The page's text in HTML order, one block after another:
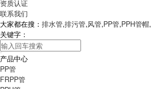
资质认证
联系我们
大家都在搜： 排水管,排污管,风管,PP管,PPH管帽,
关键字：
产品中心
PP管
FRPP管